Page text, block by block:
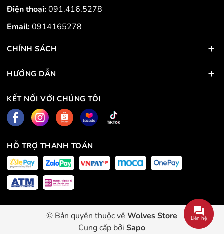
Điện thoại:091.416.5278
Email:0914165278
CHÍNH SÁCH
HƯỚNG DẪN
KẾT NỐI VỚI CHÚNG TÔI
HỖ TRỢ THANH TOÁN
© Bản quyền thuộc về Wolves Store
Cung cấp bởi Sapo
Liên hệ